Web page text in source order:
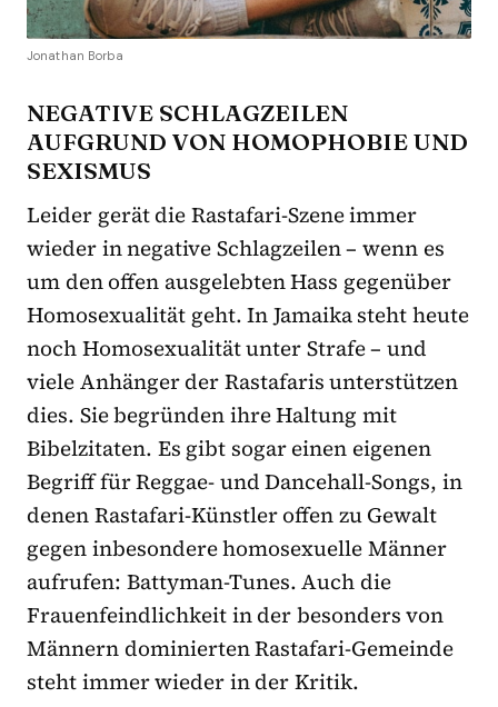
Jonathan Borba
NEGATIVE SCHLAGZEILEN
AUFGRUND VON HOMOPHOBIE UND
SEXISMUS
Leider gerät die Rastafari-Szene immer
wieder in negative Schlagzeilen – wenn es
um den offen ausgelebten Hass gegenüber
Homosexualität geht. In Jamaika steht heute
noch Homosexualität unter Strafe – und
viele Anhänger der Rastafaris unterstützen
dies. Sie begründen ihre Haltung mit
Bibelzitaten. Es gibt sogar einen eigenen
Begriff für Reggae- und Dancehall-Songs, in
denen Rastafari-Künstler offen zu Gewalt
gegen inbesondere homosexuelle Männer
aufrufen: Battyman-Tunes. Auch die
Frauenfeindlichkeit in der besonders von
Männern dominierten Rastafari-Gemeinde
steht immer wieder in der Kritik.